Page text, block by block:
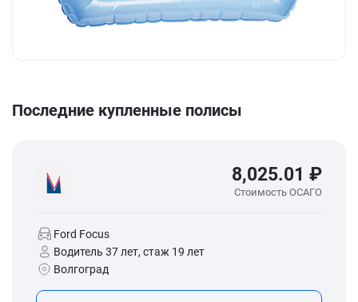
Последние купленные полисы
8,025.01 ₽
Стоимость ОСАГО
Ford Focus
Водитель 37 лет, стаж 19 лет
Волгоград